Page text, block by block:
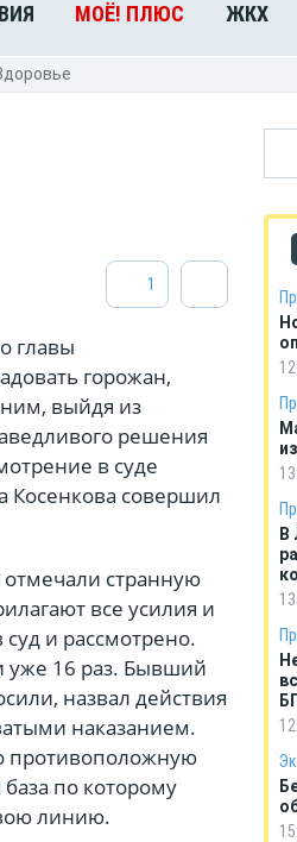
МОЁ! ПЛЮС ЖКХ
1
главы
горожан,
выйдя из
решения
в суде
Косенкова совершил
отмечали странную
все усилия и
и рассмотрено.
уже 16 раз. Бывший
назвал действия
наказанием.
противоположную
по которому
линию.
В